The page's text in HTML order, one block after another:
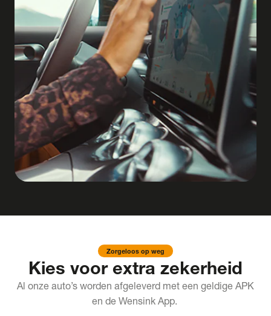
Zorgeloos op weg
Kies voor extra zekerheid
Al onze auto’s worden afgeleverd met een geldige APK
en de Wensink App.